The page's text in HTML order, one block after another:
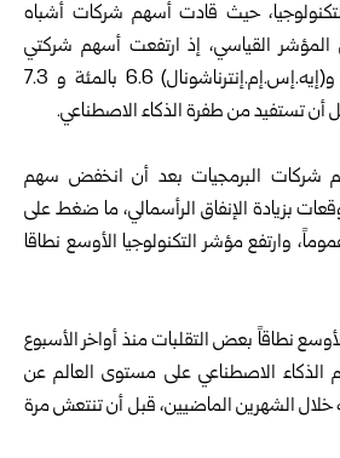
حيث قادت أسهم شركات أشباه
القياسي، إذ ارتفعت أسهم شركتي
(بي.إي.سيمي كونداكتور) و(إيه.إس.إم.إنترناشونال) 6.6 بالمئة و 7.3
أن تستفيد من طفرة الذكاء الاصطناعي.
شركات البرمجيات بعد أن انخفض سهم
بزيادة الإنفاق الرأسمالي، ما ضغط على
وارتفع مؤشر التكنولوجيا الأوسع نطاقا
نطاقاً بعض التقلبات منذ أواخر الأسبوع
الاصطناعي على مستوى العالم عن
خلال الشهرين الماضيين، قبل أن تنتعش مرة